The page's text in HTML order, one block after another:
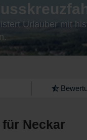
Urlauber mit
Neckar